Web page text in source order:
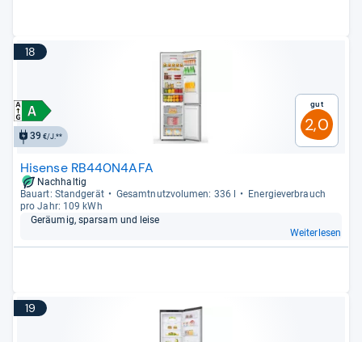
18
39 €/J.**
Gut
2,0
Hisense RB440N4AFA
Nachhaltig
Bau­art: Stand­ge­rät
Gesamt­nutz­vo­lu­men: 336 l
Ener­gie­ver­brauch
pro Jahr: 109 kWh
Geräu­mig, spar­sam und leise
Weiterlesen
19